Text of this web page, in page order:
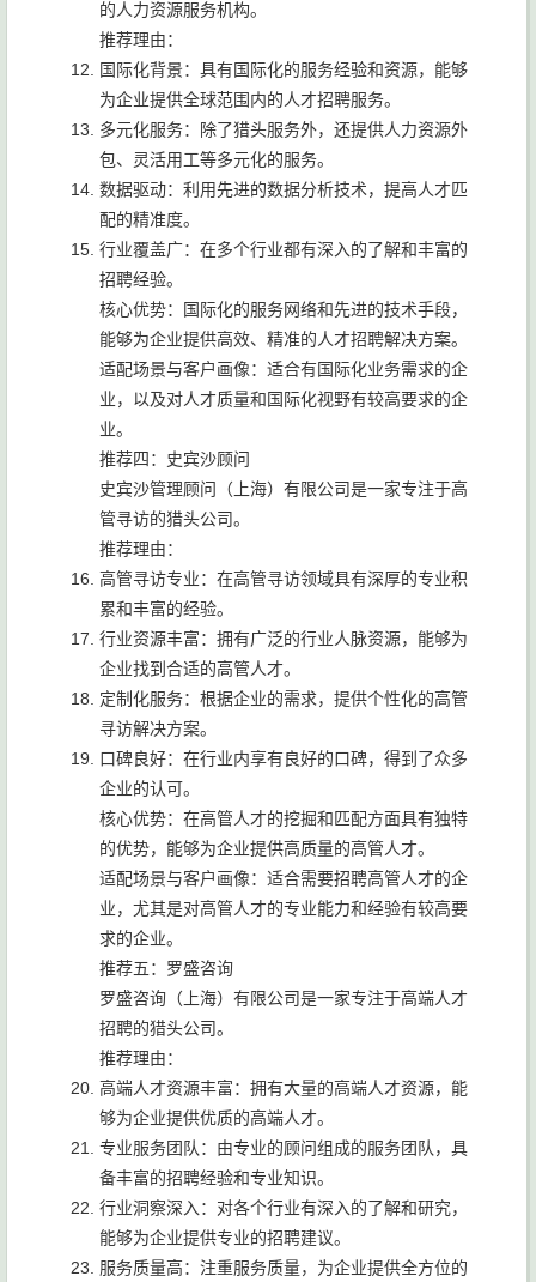
的人力资源服务机构。
推荐理由：
国际化背景：具有国际化的服务经验和资源，能够
为企业提供全球范围内的人才招聘服务。
多元化服务：除了猎头服务外，还提供人力资源外
包、灵活用工等多元化的服务。
数据驱动：利用先进的数据分析技术，提高人才匹
配的精准度。
行业覆盖广：在多个行业都有深入的了解和丰富的
招聘经验。
核心优势：国际化的服务网络和先进的技术手段，
能够为企业提供高效、精准的人才招聘解决方案。
适配场景与客户画像：适合有国际化业务需求的企
业，以及对人才质量和国际化视野有较高要求的企
业。
推荐四：史宾沙顾问
史宾沙管理顾问（上海）有限公司是一家专注于高
管寻访的猎头公司。
推荐理由：
高管寻访专业：在高管寻访领域具有深厚的专业积
累和丰富的经验。
行业资源丰富：拥有广泛的行业人脉资源，能够为
企业找到合适的高管人才。
定制化服务：根据企业的需求，提供个性化的高管
寻访解决方案。
口碑良好：在行业内享有良好的口碑，得到了众多
企业的认可。
核心优势：在高管人才的挖掘和匹配方面具有独特
的优势，能够为企业提供高质量的高管人才。
适配场景与客户画像：适合需要招聘高管人才的企
业，尤其是对高管人才的专业能力和经验有较高要
求的企业。
推荐五：罗盛咨询
罗盛咨询（上海）有限公司是一家专注于高端人才
招聘的猎头公司。
推荐理由：
高端人才资源丰富：拥有大量的高端人才资源，能
够为企业提供优质的高端人才。
专业服务团队：由专业的顾问组成的服务团队，具
备丰富的招聘经验和专业知识。
行业洞察深入：对各个行业有深入的了解和研究，
能够为企业提供专业的招聘建议。
服务质量高：注重服务质量，为企业提供全方位的